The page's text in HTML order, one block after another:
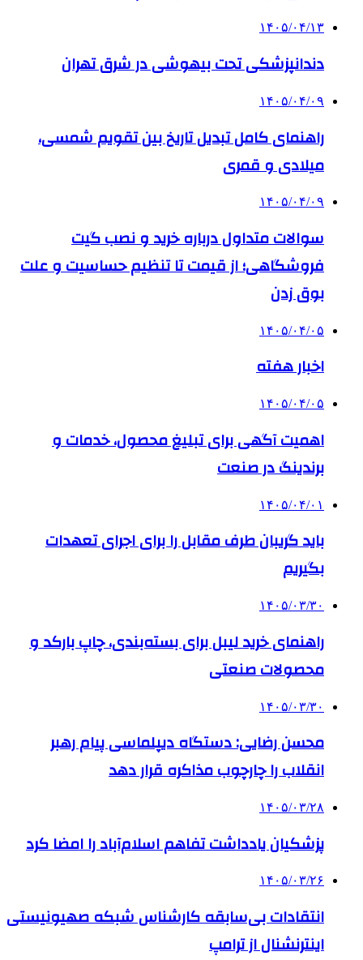
۱۴۰۵/۰۴/۱۳
دندانپزشکی تحت بیهوشی در شرق تهران
۱۴۰۵/۰۴/۰۹
راهنمای کامل تبدیل تاریخ بین تقویم شمسی،
میلادی و قمری
۱۴۰۵/۰۴/۰۹
سوالات متداول درباره خرید و نصب گیت
فروشگاهی؛ از قیمت تا تنظیم حساسیت و علت
بوق زدن
۱۴۰۵/۰۴/۰۵
اخبار هفته
۱۴۰۵/۰۴/۰۵
اهمیت آگهی برای تبلیغ محصول، خدمات و
برندینگ در صنعت
۱۴۰۵/۰۴/۰۱
باید گریبان طرف مقابل را برای اجرای تعهدات
بگیریم
۱۴۰۵/۰۳/۳۰
راهنمای خرید لیبل برای بسته‌بندی، چاپ بارکد و
محصولات صنعتی
۱۴۰۵/۰۳/۳۰
محسن رضایی: دستگاه دیپلماسی پیام رهبر
انقلاب را چارچوب مذاکره قرار دهد
۱۴۰۵/۰۳/۲۸
پزشکیان یادداشت تفاهم اسلام‌آباد را امضا کرد
۱۴۰۵/۰۳/۲۶
انتقادات بی‌سابقه کارشناس شبکه صهیونیستی
اینترنشنال از ترامپ